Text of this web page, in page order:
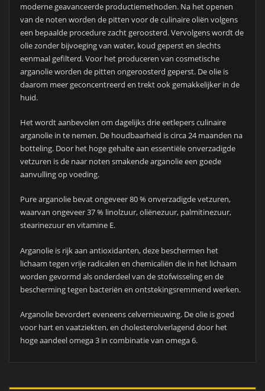
moderne geavanceerde productiemethoden. Na het openen
van de noten worden de pitten voor de culinaire oliën volgens
een bepaalde procedure zacht geroosterd. Vervolgens wordt de
olie zonder bijvoeging van water, koud geperst en slechts
eenmaal gefilterd. Voor het produceren van cosmetische
arganolie worden de pitten ongeroosterd geperst. De olie is
daarom meer geconcentreerd en trekt ook gemakkelijker in de
huid.
Het wordt aanbevolen om dagelijks drie eetlepers culinaire
arganolie in te nemen. De houdbaarheid is circa 24 maanden na
botteling. Door het hoge gehalte aan essentiële onverzadigde
vetzuren is de naar noten smakende arganolie een goede
aanvulling op voeding.
Pure arganolie bevat ongeveer 80 % onverzadigde vetzuren,
waarvan ongeveer 37 % linolzuur, oliënezuur, palmitinezuur,
stearinezuur en vitamine E.
Arganolie is rijk aan antioxidanten, deze beschermen het
lichaam tegen vrije radicalen en chemicaliën die in het lichaam
worden gevormd als onderdeel van de stofwisseling en de
bescherming tegen bacteriën en ontstekingsremmend werken.
Arganolie bevordert eveneens celvernieuwing. De olie is goed
voor hart en vaatziekten, en cholesterolverlagend door het
hoge aandeel omega 3 in combinatie van omega 6.